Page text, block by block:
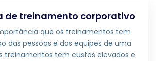
de treinamento corporativo
que os treinamentos tem
das pessoas e das equipes de uma
treinamentos tem custos elevados e